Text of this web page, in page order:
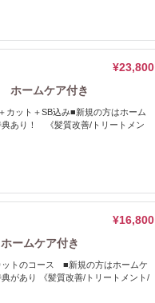
¥23,800
ホームケア付き
カット＋SB込み■新規の方はホーム
あり！ 《髪質改善/トリートメン
¥16,800
ームケア付き
ットのコース ■新規の方はホームケ
があり 《髪質改善/トリートメント/